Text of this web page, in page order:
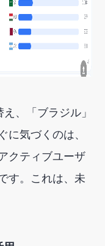
、「ブラジル」
気づくのは、
クティブユーザ
す。これは、未